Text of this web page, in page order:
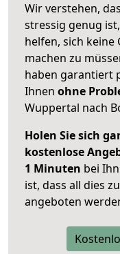
Wir verstehen,
stressig genug
helfen, sich keine
machen zu
haben garantiert
Ihnen ohne
Wuppertal nach
Holen Sie sich
kostenlose
1 Minuten bei
ist, dass all dies
angeboten